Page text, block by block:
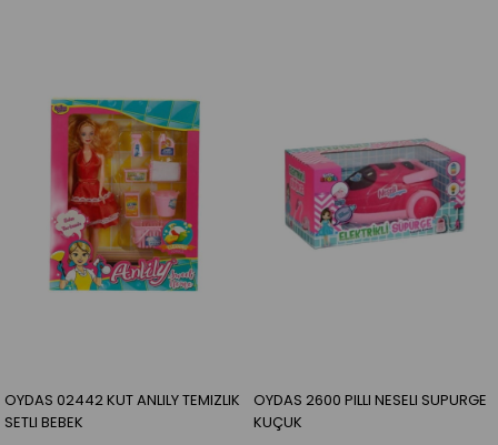
OYDAS 02442 KUT ANLILY TEMIZLIK
SETLI BEBEK
OYDAS 2600 PILLI NESELI SUPURGE
KUÇUK